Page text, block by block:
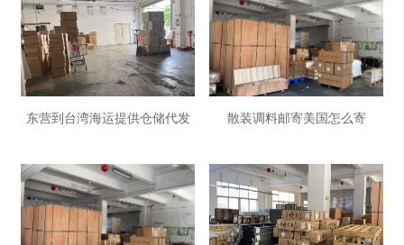
东营到台湾海运提供仓储代发 散装调料邮寄美国怎么寄